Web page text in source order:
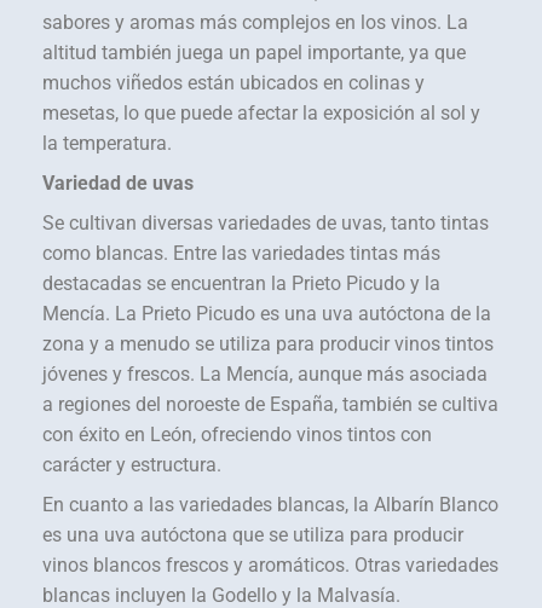
sabores y aromas más complejos en los vinos. La
altitud también juega un papel importante, ya que
muchos viñedos están ubicados en colinas y
mesetas, lo que puede afectar la exposición al sol y
la temperatura.
Variedad de uvas
Se cultivan diversas variedades de uvas, tanto tintas
como blancas. Entre las variedades tintas más
destacadas se encuentran la Prieto Picudo y la
Mencía. La Prieto Picudo es una uva autóctona de la
zona y a menudo se utiliza para producir vinos tintos
jóvenes y frescos. La Mencía, aunque más asociada
a regiones del noroeste de España, también se cultiva
con éxito en León, ofreciendo vinos tintos con
carácter y estructura.
En cuanto a las variedades blancas, la Albarín Blanco
es una uva autóctona que se utiliza para producir
vinos blancos frescos y aromáticos. Otras variedades
blancas incluyen la Godello y la Malvasía.